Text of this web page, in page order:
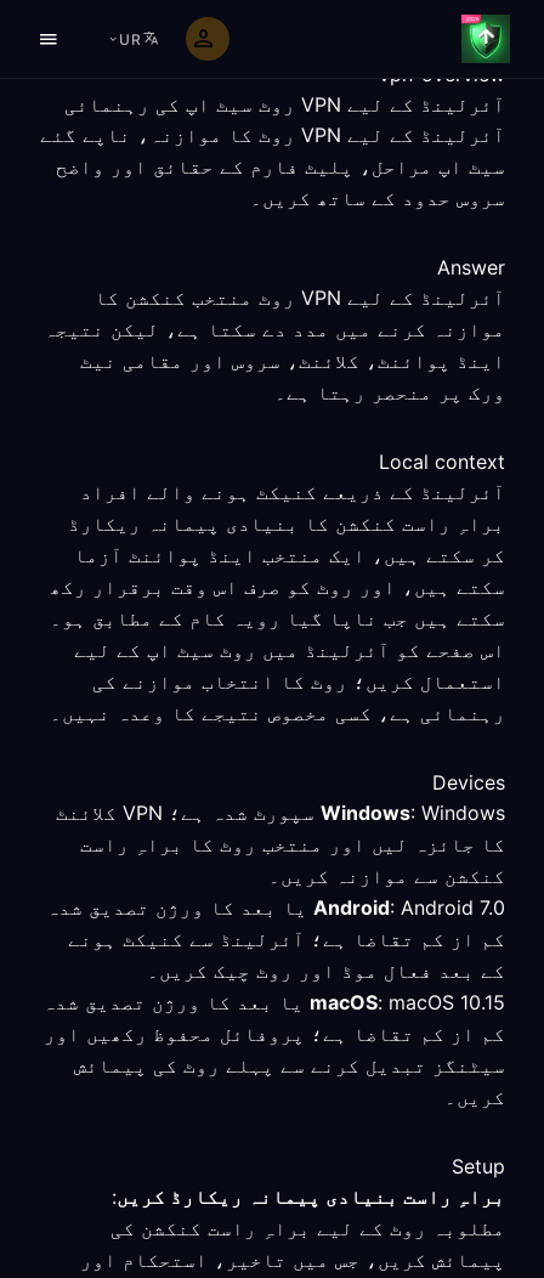
UR
vpn-overview
آئرلینڈ کے لیے VPN روٹ سیٹ اپ کی رہنمائی
آئرلینڈ کے لیے VPN روٹ کا موازنہ، ناپے گئے
سیٹ اپ مراحل، پلیٹ فارم کے حقائق اور واضح
سروس حدود کے ساتھ کریں۔
Answer
آئرلینڈ کے لیے VPN روٹ منتخب کنکشن کا
موازنہ کرنے میں مدد دے سکتا ہے، لیکن نتیجہ
اینڈ پوائنٹ، کلائنٹ، سروس اور مقامی نیٹ
ورک پر منحصر رہتا ہے۔
Local context
آئرلینڈ کے ذریعے کنیکٹ ہونے والے افراد
براہِ راست کنکشن کا بنیادی پیمانہ ریکارڈ
کر سکتے ہیں، ایک منتخب اینڈ پوائنٹ آزما
سکتے ہیں، اور روٹ کو صرف اس وقت برقرار رکھ
سکتے ہیں جب ناپا گیا رویہ کام کے مطابق ہو۔
اس صفحے کو آئرلینڈ میں روٹ سیٹ اپ کے لیے
استعمال کریں؛ روٹ کا انتخاب موازنے کی
رہنمائی ہے، کسی مخصوص نتیجے کا وعدہ نہیں۔
Devices
Windows
: Windows سپورٹ شدہ ہے؛ VPN کلائنٹ
کا جائزہ لیں اور منتخب روٹ کا براہِ راست
کنکشن سے موازنہ کریں۔
Android : Android 7.0 یا بعد کا ورژن تصدیق شدہ
کم از کم تقاضا ہے؛ آئرلینڈ سے کنیکٹ ہونے
کے بعد فعال موڈ اور روٹ چیک کریں۔
macOS : macOS 10.15 یا بعد کا ورژن تصدیق شدہ
کم از کم تقاضا ہے؛ پروفائل محفوظ رکھیں اور
سیٹنگز تبدیل کرنے سے پہلے روٹ کی پیمائش
کریں۔
Setup
براہِ راست بنیادی پیمانہ ریکارڈ کریں:
مطلوبہ روٹ کے لیے براہِ راست کنکشن کی
پیمائش کریں، جس میں تاخیر، استحکام اور